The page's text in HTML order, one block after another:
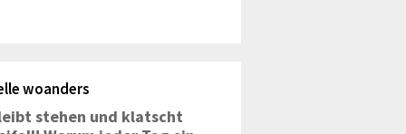
woanders
stehen und klatscht